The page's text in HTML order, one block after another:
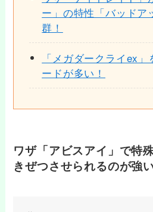
ー」の特性「バッドア
群！
「メガダークライex
ードが多い！
ワザ「アビスアイ」で特
きぜつさせられるのが強